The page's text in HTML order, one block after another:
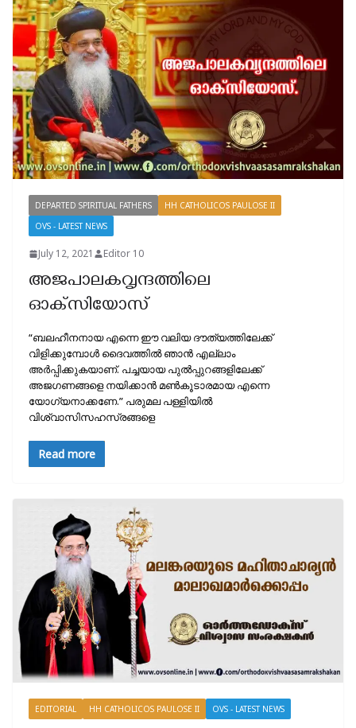
DEPARTED SPIRITUAL FATHERS
HH CATHOLICOS PAULOSE II
OVS - LATEST NEWS
July 12, 2021 Editor 10
അജപാലകവൃന്ദത്തിലെ
ഓക്‌സിയോസ്
“ബലഹീനനായ എന്നെ ഈ വലിയ ദൗത്യത്തിലേക്ക്
വിളിക്കുമ്പോള്‍ ദൈവത്തില്‍ ഞാന്‍ എല്ലാം
അര്‍പ്പിക്കുകയാണ്. പച്ചയായ പുല്‍പ്പുറങ്ങളിലേക്ക്
അജഗണങ്ങളെ നയിക്കാന്‍ മണ്‍കൂടാരമായ എന്നെ
യോഗ്യനാക്കണേ.” പരുമല പള്ളിയില്‍
വിശ്വാസിസഹസ്രങ്ങളെ
Read more
EDITORIAL HH CATHOLICOS PAULOSE II OVS - LATEST NEWS